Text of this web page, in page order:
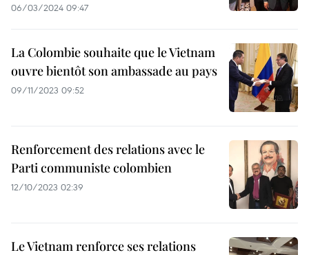
06/03/2024 09:47
La Colombie souhaite que le Vietnam
ouvre bientôt son ambassade au pays
09/11/2023 09:52
Renforcement des relations avec le
Parti communiste colombien
12/10/2023 02:39
Le Vietnam renforce ses relations